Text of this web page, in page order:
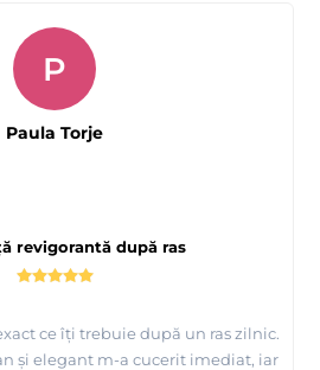
revigorantă după ras
ce îți trebuie după un ras zilnic.
și elegant m-a cucerit imediat, iar
P
Paula Torje